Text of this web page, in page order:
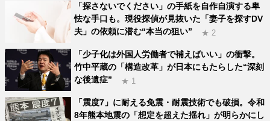
「探さないでください」の手紙を自作自演する卑
怯な手口も。現役探偵が見抜いた「妻子を探すDV
夫」の依頼に潜む“本当の狙い”
★ 2
「少子化は外国人労働者で補えばいい」の衝撃。
竹中平蔵の「構造改革」が日本にもたらした“深刻
な後遺症”
★ 1
「震度7」に耐える免震・耐震技術でも破損。令和
8年熊本地震の「想定を超えた揺れ」が明らかにし